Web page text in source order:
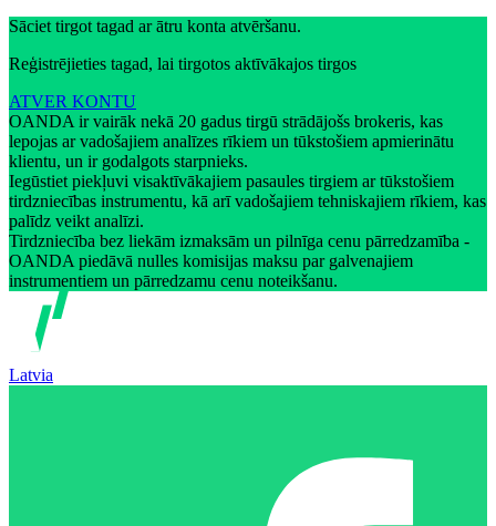
Sāciet tirgot tagad ar ātru konta atvēršanu.
Reģistrējieties tagad, lai tirgotos aktīvākajos tirgos
ATVER KONTU
OANDA ir vairāk nekā 20 gadus tirgū strādājošs brokeris, kas
lepojas ar vadošajiem analīzes rīkiem un tūkstošiem apmierinātu
klientu, un ir godalgots starpnieks.
Iegūstiet piekļuvi visaktīvākajiem pasaules tirgiem ar tūkstošiem
tirdzniecības instrumentu, kā arī vadošajiem tehniskajiem rīkiem, kas
palīdz veikt analīzi.
Tirdzniecība bez liekām izmaksām un pilnīga cenu pārredzamība -
OANDA piedāvā nulles komisijas maksu par galvenajiem
instrumentiem un pārredzamu cenu noteikšanu.
Latvia